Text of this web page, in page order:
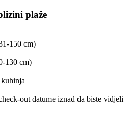
plaže
150 cm)
130 cm)
out datume iznad da biste vidjeli